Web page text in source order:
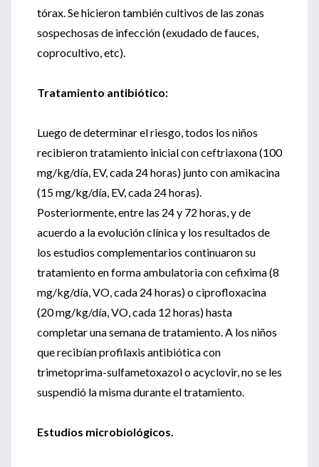
tórax. Se hicieron también cultivos de las zonas
sospechosas de infección (exudado de fauces,
coprocultivo, etc).
Tratamiento antibiótico:
Luego de determinar el riesgo, todos los niños
recibieron tratamiento inicial con ceftriaxona (100
mg/kg/día, EV, cada 24 horas) junto con amikacina
(15 mg/kg/día, EV, cada 24 horas).
Posteriormente, entre las 24 y 72 horas, y de
acuerdo a la evolución clínica y los resultados de
los estudios complementarios continuaron su
tratamiento en forma ambulatoria con cefixima (8
mg/kg/día, VO, cada 24 horas) o ciprofloxacina
(20 mg/kg/día, VO, cada 12 horas) hasta
completar una semana de tratamiento. A los niños
que recibían profilaxis antibiótica con
trimetoprima-sulfametoxazol o acyclovir, no se les
suspendió la misma durante el tratamiento.
Estudios microbiológicos.